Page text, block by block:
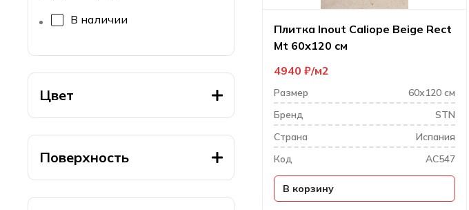
Цвет
Поверхность
В наличии
Плитка Inout Caliope Beige Rect
Mt 60х120 см
4940 ₽ м2
Размер
60х120 см
Бренд
STN
Cтрана
Испания
Код
AC547
В корзину